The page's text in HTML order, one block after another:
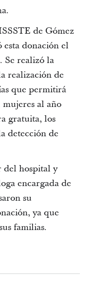
de Gómez
donación el
Se realizó la
realización de
que permitirá
al año
gratuita, los
detección de
del hospital y
encargada de
su
ya que
familias.